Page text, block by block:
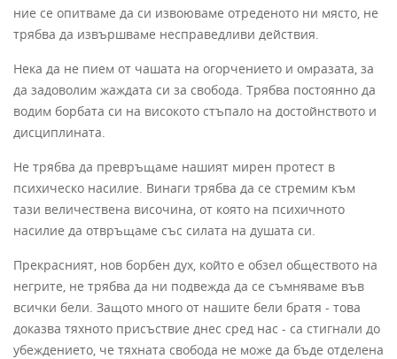
ние се опитваме да си извоюваме отреденото ни място, не
трябва да извършваме несправедливи действия.
Нека да не пием от чашата на огорчението и омразата, за
да задоволим жаждата си за свобода. Трябва постоянно да
водим борбата си на високото стъпало на достойнството и
дисциплината.
Не трябва да превръщаме нашият мирен протест в
психическо насилие. Винаги трябва да се стремим към
тази величествена височина, от която на психичното
насилие да отвръщаме със силата на душата си.
Прекрасният, нов борбен дух, който е обзел обществото на
негрите, не трябва да ни подвежда да се съмняваме във
всички бели. Защото много от нашите бели братя - това
доказва тяхното присъствие днес сред нас - са стигнали до
убеждението, че тяхната свобода не може да бъде отделена